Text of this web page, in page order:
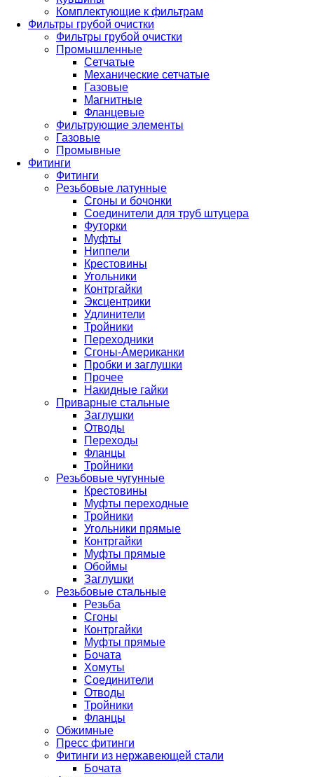
Комплектующие к фильтрам
Фильтры грубой очистки
Фильтры грубой очистки
Промышленные
Сетчатые
Механические сетчатые
Газовые
Магнитные
Фланцевые
Фильтрующие элементы
Газовые
Промывные
Фитинги
Фитинги
Резьбовые латунные
Сгоны и бочонки
Соединители для труб штуцера
Футорки
Муфты
Ниппели
Крестовины
Угольники
Контргайки
Эксцентрики
Удлинители
Тройники
Переходники
Сгоны-Американки
Пробки и заглушки
Прочее
Накидные гайки
Приварные стальные
Заглушки
Отводы
Переходы
Фланцы
Тройники
Резьбовые чугунные
Крестовины
Муфты переходные
Тройники
Угольники прямые
Контргайки
Муфты прямые
Обоймы
Заглушки
Резьбовые стальные
Резьба
Сгоны
Контргайки
Муфты прямые
Бочата
Хомуты
Соединители
Отводы
Тройники
Фланцы
Обжимные
Пресс фитинги
Фитинги из нержавеющей стали
Бочата